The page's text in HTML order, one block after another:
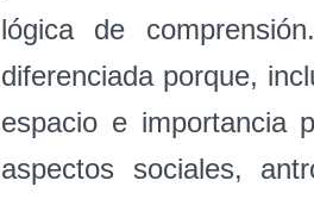
lógica de
diferenciada porque,
espacio e importancia
aspectos sociales,